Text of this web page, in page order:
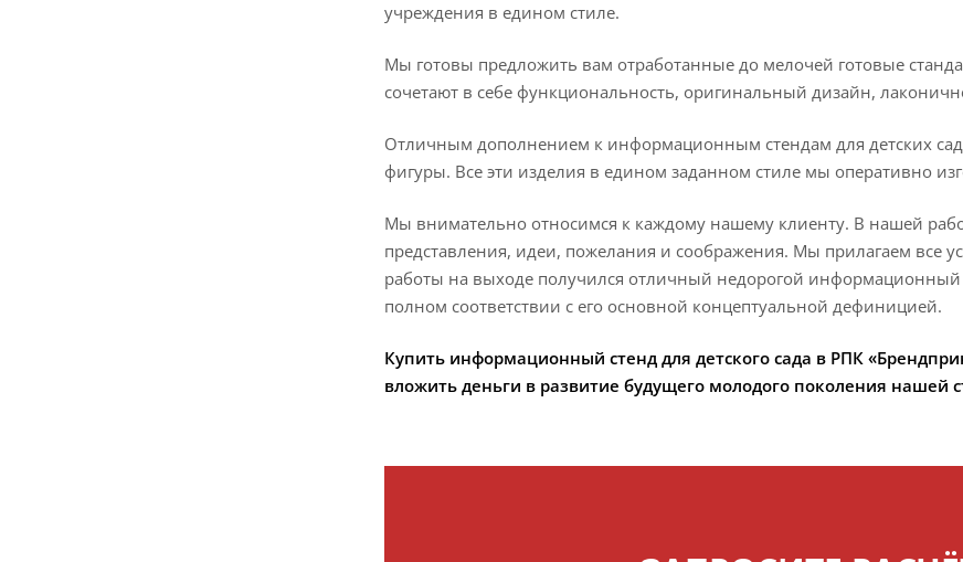
учреждения в едином стиле.
Мы готовы предложить вам отработанные до мелочей готовые
сочетают в себе функциональность, оригинальный дизайн,
Отличным дополнением к информационным стендам для детских
фигуры. Все эти изделия в едином заданном стиле мы оперативно
Мы внимательно относимся к каждому нашему клиенту. В нашей
представления, идеи, пожелания и соображения. Мы прилагаем все
работы на выходе получился отличный недорогой информационный
полном соответствии с его основной концептуальной дефиницией.
Купить информационный стенд для детского сада в РПК
вложить деньги в развитие будущего молодого поколения нашей